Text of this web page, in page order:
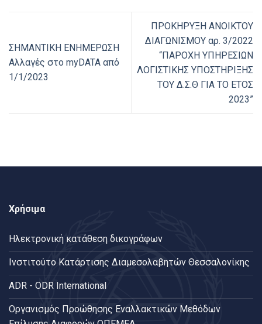
ΣΗΜΑΝΤΙΚΗ ΕΝΗΜΕΡΩΣΗ
Αλλαγές στo myDATA από
1/1/2023
ΠΡΟΚΗΡΥΞΗ ANOΙKTOΥ
ΔΙΑΓΩΝΙΣΜΟΥ αρ. 3/2022
“ΠΑΡΟΧΗ ΥΠΗΡΕΣΙΩΝ
ΛΟΓΙΣΤΙΚΗΣ ΥΠΟΣΤΗΡΙΞΗΣ
ΤΟΥ Δ.Σ.Θ ΓΙΑ ΤΟ ΕΤΟΣ
2023”
Χρήσιμα
Ηλεκτρονική κατάθεση δικογράφων
Ινστιτούτο Κατάρτισης Διαμεσολαβητών Θεσσαλονίκης
ADR - ODR International
Oργανισμός Προώθησης Εναλλακτικών Μεθόδων